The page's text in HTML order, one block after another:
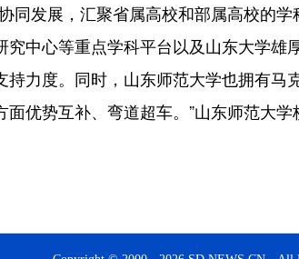
发展，汇聚省属高校和部属高校的学
中心等重点学科平台以及山东大学
力度。同时，山东师范大学也拥有
优势互补、弯道超车。”山东师范大学